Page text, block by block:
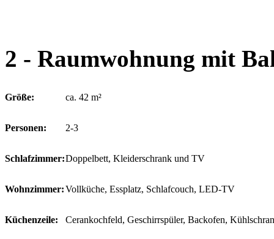
2 - Raumwohnung mit
Größe: ca. 42 m²
Personen: 2-3
Schlafzimmer:Doppelbett, Kleiderschrank und TV
Wohnzimmer:Vollküche, Essplatz, Schlafcouch, LED-TV
Küchenzeile: Cerankochfeld, Geschirrspüler, Backofen,